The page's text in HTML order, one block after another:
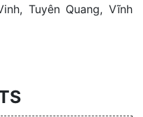
Tuyên Quang, Vĩnh